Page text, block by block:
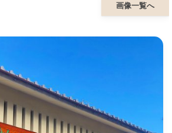
画像一覧へ